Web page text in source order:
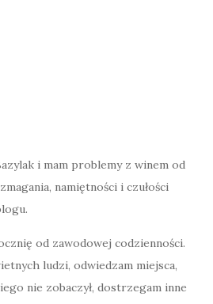
i mam problemy z winem od
namiętności i czułości
od zawodowej codzienności.
ludzi, odwiedzam miejsca,
nie zobaczył, dostrzegam inne